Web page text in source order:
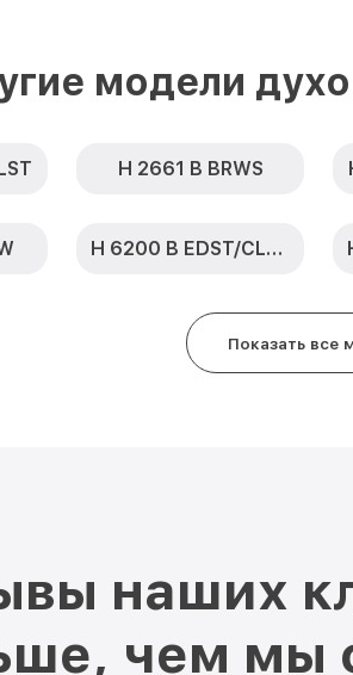
модели
H 2661 B BRWS
H 6200 B EDST/CLST
Показать все
наших
чем мы